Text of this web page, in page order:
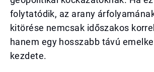
folytatódik, az arany
kitörése nemcsak időszakos
hanem egy hosszabb távú
kezdete.